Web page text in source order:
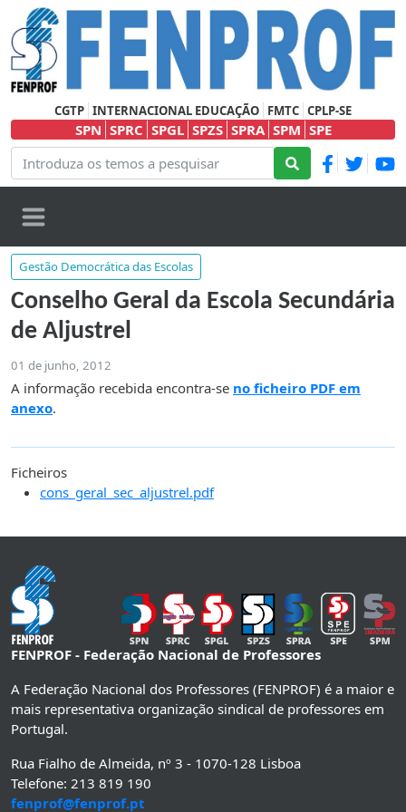
CGTP INTERNACIONAL EDUCAÇÃO FMTC CPLP-SE
SPN SPRC SPGL SPZS SPRA SPM SPE
Gestão Democrática das Escolas
Conselho Geral da Escola Secundária
de Aljustrel
01 de junho, 2012
A informação recebida encontra-se no ficheiro PDF em
anexo.
Ficheiros
cons_geral_sec_aljustrel.pdf
FENPROF - Federação Nacional de Professores
A Federação Nacional dos Professores (FENPROF) é a maior e
mais representativa organização sindical de professores em
Portugal.
Rua Fialho de Almeida, nº 3 - 1070-128 Lisboa
Telefone: 213 819 190
fenprof@fenprof.pt